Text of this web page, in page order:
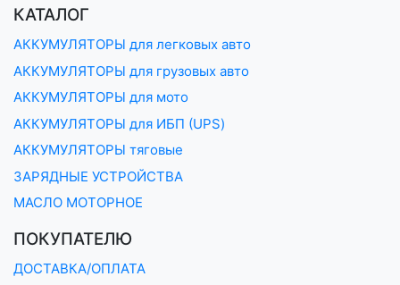
КАТАЛОГ
АККУМУЛЯТОРЫ для легковых авто
АККУМУЛЯТОРЫ для грузовых авто
АККУМУЛЯТОРЫ для мото
АККУМУЛЯТОРЫ для ИБП (UPS)
АККУМУЛЯТОРЫ тяговые
ЗАРЯДНЫЕ УСТРОЙСТВА
МАСЛО МОТОРНОЕ
ПОКУПАТЕЛЮ
ДОСТАВКА/ОПЛАТА